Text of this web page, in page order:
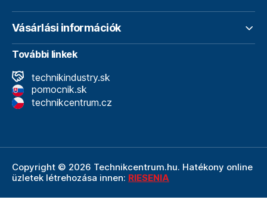
Vásárlási információk
További linkek
technikindustry.sk
pomocnik.sk
technikcentrum.cz
Copyright © 2026 Technikcentrum.hu. Hatékony online
üzletek létrehozása innen: RIESENIA